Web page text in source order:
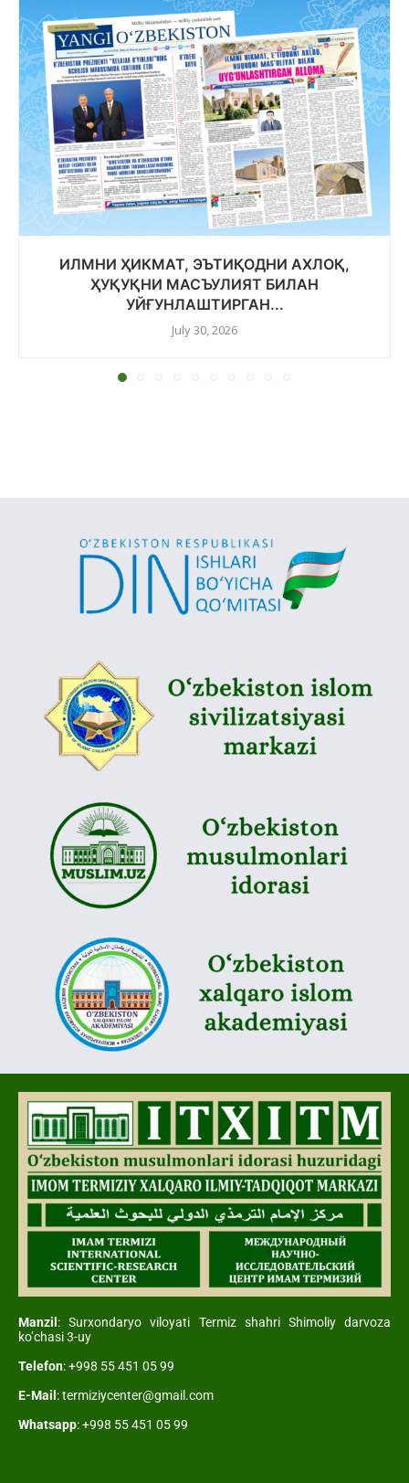
ИЛМНИ ҲИКМАТ, ЭЪТИҚОДНИ АХЛОҚ,
ҲУҚУҚНИ МАСЪУЛИЯТ БИЛАН
УЙҒУНЛАШТИРГАН...
July 30, 2026
Manzil : Surxondaryo viloyati Termiz shahri Shimoliy darvoza
ko’chasi 3-uy
Telefon: +998 55 451 05 99
E-Mail : termiziycenter@gmail.com
Whatsapp: +998 55 451 05 99